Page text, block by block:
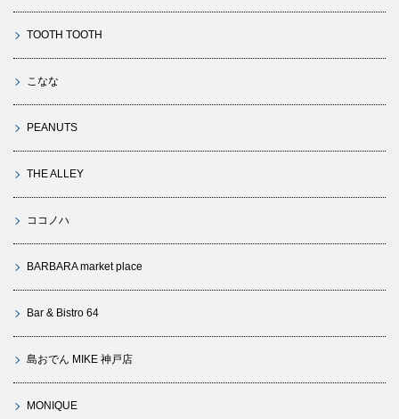
TOOTH TOOTH
こなな
PEANUTS
THE ALLEY
ココノハ
BARBARA market place
Bar & Bistro 64
島おでん MIKE 神戸店
MONIQUE